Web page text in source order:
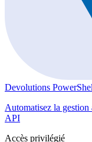
Devolutions
Automatisez la gestion
API
Accès privilégié